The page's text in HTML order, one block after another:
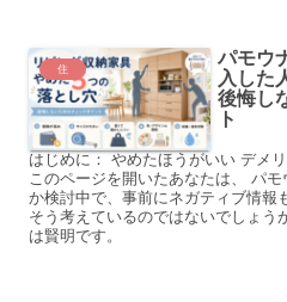
住
パモウ
入した
後悔し
ト
はじめに： やめたほうがいい デメ
このページを開いたあなたは、 パ
か検討中で、事前にネガティブ情
そう考えているのではないでしょう
は賢明です。